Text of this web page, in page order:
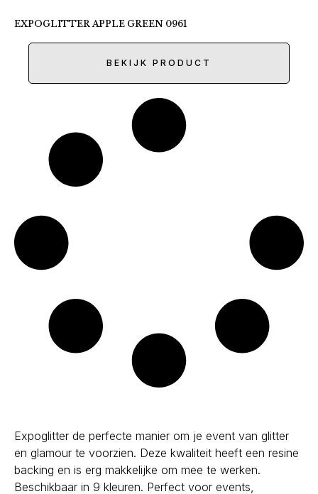
EXPOGLITTER APPLE GREEN 0961
BEKIJK PRODUCT
Expoglitter de perfecte manier om je event van glitter
en glamour te voorzien. Deze kwaliteit heeft een resine
backing en is erg makkelijke om mee te werken.
Beschikbaar in 9 kleuren. Perfect voor events,